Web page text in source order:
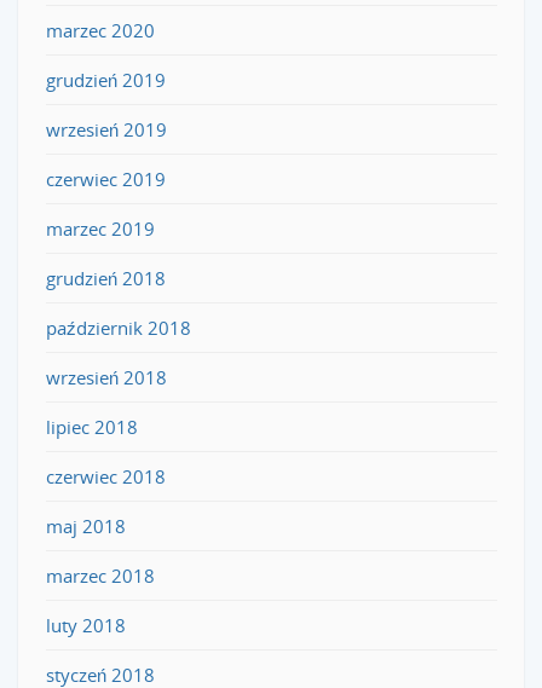
marzec 2020
grudzień 2019
wrzesień 2019
czerwiec 2019
marzec 2019
grudzień 2018
październik 2018
wrzesień 2018
lipiec 2018
czerwiec 2018
maj 2018
marzec 2018
luty 2018
styczeń 2018